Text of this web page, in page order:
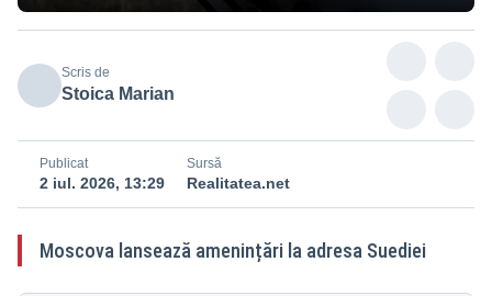
Scris de
Stoica Marian
Publicat
2 iul. 2026, 13:29
Sursă
Realitatea.net
Moscova lansează amenințări la adresa Suediei